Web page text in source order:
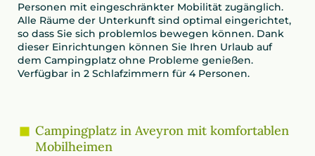
Personen mit eingeschränkter Mobilität zugänglich.
Alle Räume der Unterkunft sind optimal eingerichtet,
so dass Sie sich problemlos bewegen können. Dank
dieser Einrichtungen können Sie Ihren Urlaub auf
dem Campingplatz ohne Probleme genießen.
Verfügbar in 2 Schlafzimmern für 4 Personen.
Campingplatz in Aveyron mit komfortablen
Mobilheimen